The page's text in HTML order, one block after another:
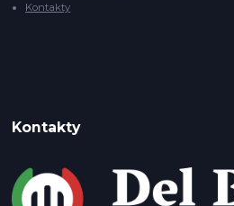
Kontakty
Kontakty